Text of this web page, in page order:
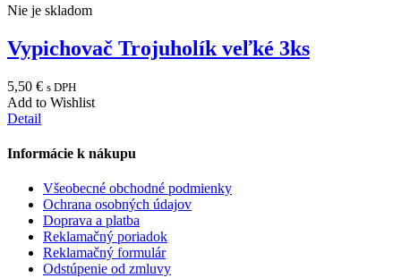
Nie je skladom
Vypichovač Trojuholík veľké 3ks
5,50 € s DPH
Add to Wishlist
Detail
Informácie k nákupu
Všeobecné obchodné podmienky
Ochrana osobných údajov
Doprava a platba
Reklamačný poriadok
Reklamačný formulár
Odstúpenie od zmluvy